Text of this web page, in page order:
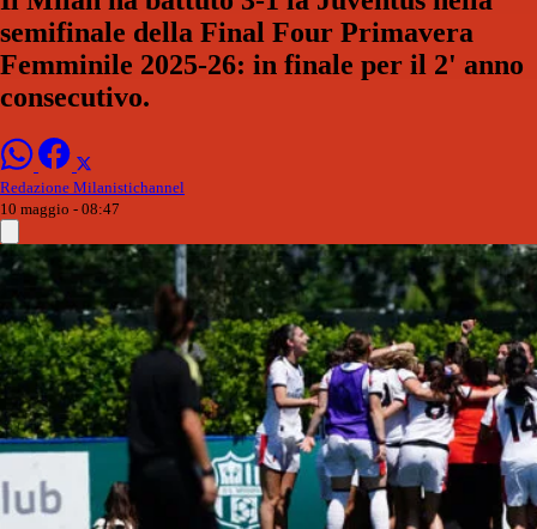
semifinale della Final Four Primavera
Femminile 2025-26: in finale per il 2' anno
consecutivo.
Redazione Milanistichannel
10 maggio - 08:47